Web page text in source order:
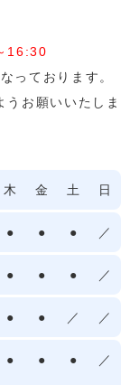
16:30
っております。
うお願いいたしま
木 金 土 日
● ● ● ／
● ● ● ／
● ● ／ ／
● ● ● ／